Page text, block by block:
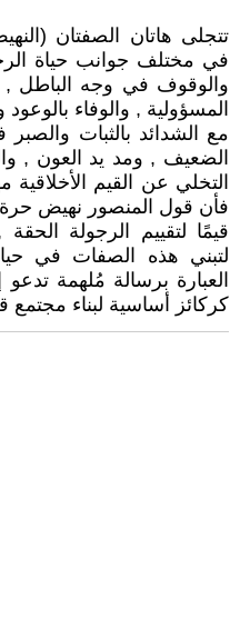
تتجلى هاتان الصفتان
في مختلف جوانب حياة
والوقوف في وجه الباطل
المسؤولية , والوفاء بالوعود
مع الشدائد بالثبات
الضعيف , ومد يد العون ,
التخلي عن القيم الأخلاقية
فأن قول المنصور نهيض
قيمًا لتقييم الرجولة
لتبني هذه الصفات في
العبارة برسالة مُلهمة
كركائز أساسية لبناء